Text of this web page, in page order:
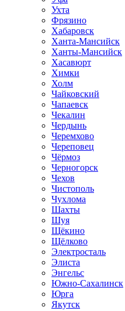
Ухта
Фрязино
Хабаровск
Ханта-Мансийск
Ханты-Мансийск
Хасавюрт
Химки
Холм
Чайковский
Чапаевск
Чекалин
Чердынь
Черемхово
Череповец
Чёрмоз
Черногорск
Чехов
Чистополь
Чухлома
Шахты
Шуя
Щёкино
Щёлково
Электросталь
Элиста
Энгельс
Южно-Сахалинск
Юрга
Якутск